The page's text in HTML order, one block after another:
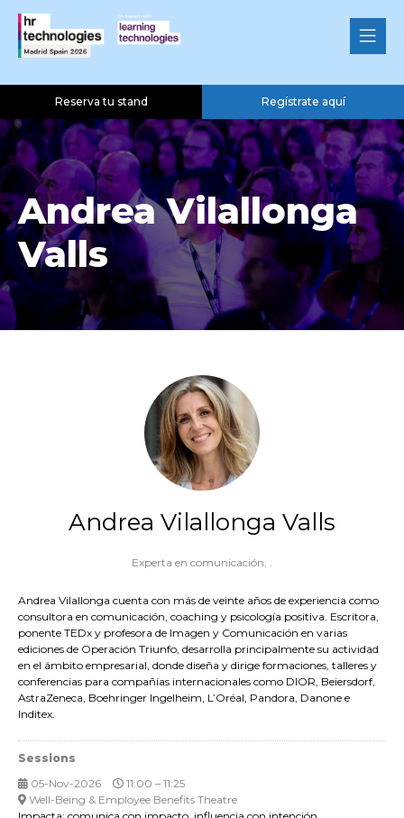
Reserva tu stand Regístrate aquí
Andrea Vilallonga
Valls
Andrea Vilallonga Valls
Experta en comunicación, .
Andrea Vilallonga cuenta con más de veinte años de experiencia como
consultora en comunicación, coaching y psicología positiva. Escritora,
ponente TEDx y profesora de Imagen y Comunicación en varias
ediciones de Operación Triunfo, desarrolla principalmente su actividad
en el ámbito empresarial, donde diseña y dirige formaciones, talleres y
conferencias para compañías internacionales como DIOR, Beiersdorf,
AstraZeneca, Boehringer Ingelheim, L’Oréal, Pandora, Danone e
Inditex.
Sessions
05-Nov-2026
11:00 – 11:25
Well-Being & Employee Benefits Theatre